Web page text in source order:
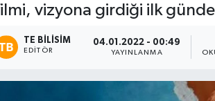
vizyona girdiği ilk günde
TE BILISIM
EDITÖR
04.01.2022 - 00:49
YAYINLANMA